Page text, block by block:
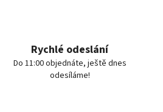
Rychlé odeslání
Do 11:00 objednáte, ještě dnes
odesíláme!